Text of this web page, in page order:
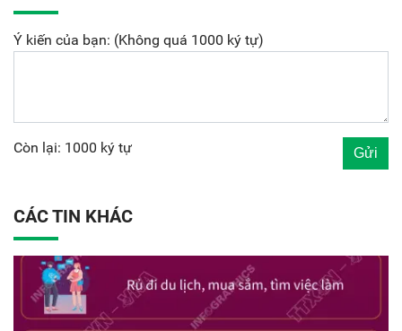
Ý kiến của bạn: (Không quá 1000 ký tự)
Còn lại: 1000 ký tự
CÁC TIN KHÁC